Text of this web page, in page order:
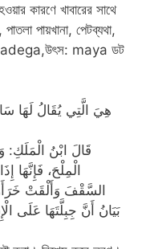
কারণে খাবারের সাথে
পায়খানা, পেটব্যথা,
maya ডট
قَالَ ابْنُ
الْمِلْحَ، فَإِنَّهَا
السَّقْفَ وَأَلْقَتْ
بَيَانُ أَنَّ جِبِلَّتَهَا عَلَى